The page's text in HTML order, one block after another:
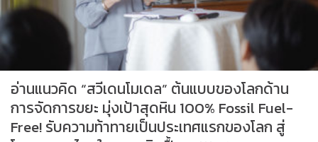
อ่านแนวคิด “สวีเดนโมเดล” ต้นแบบของโลกด้าน
การจัดการขยะ มุ่งเป้าสุดหิน 100% Fossil Fuel-
Free! รับความท้าทายเป็นประเทศแรกของโลก สู่